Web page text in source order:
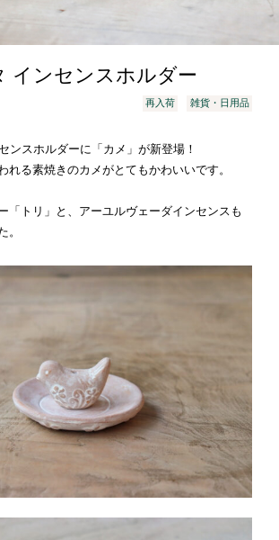
インセンスホルダー
再入荷 雑貨・日用品
ンスホルダーに「カメ」が新登場！
れる素焼きのカメがとてもかわいいです。
「トリ」と、アーユルヴェーダインセンスも
。